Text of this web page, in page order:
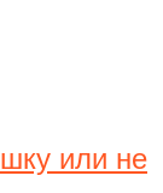
или не